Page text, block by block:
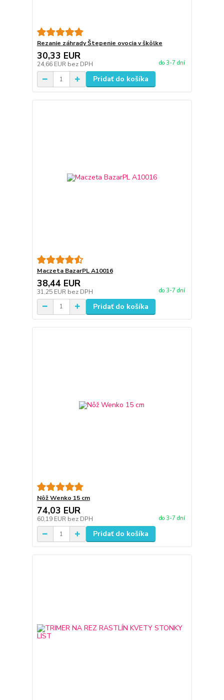
Rezanie záhrady Štepenie ovocia v škôlke
30,33 EUR
24,66 EUR bez DPH do 3-7 dní
Pridať do košíka
Maczeta BazarPL A10016
38,44 EUR
31,25 EUR bez DPH do 3-7 dní
Pridať do košíka
Nôž Wenko 15 cm
74,03 EUR
60,19 EUR bez DPH do 3-7 dní
Pridať do košíka